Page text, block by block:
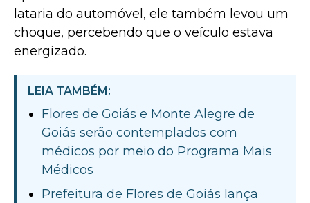
lataria do automóvel, ele também levou um
choque, percebendo que o veículo estava
energizado.
LEIA TAMBÉM:
Flores de Goiás e Monte Alegre de
Goiás serão contemplados com
médicos por meio do Programa Mais
Médicos
Prefeitura de Flores de Goiás lança